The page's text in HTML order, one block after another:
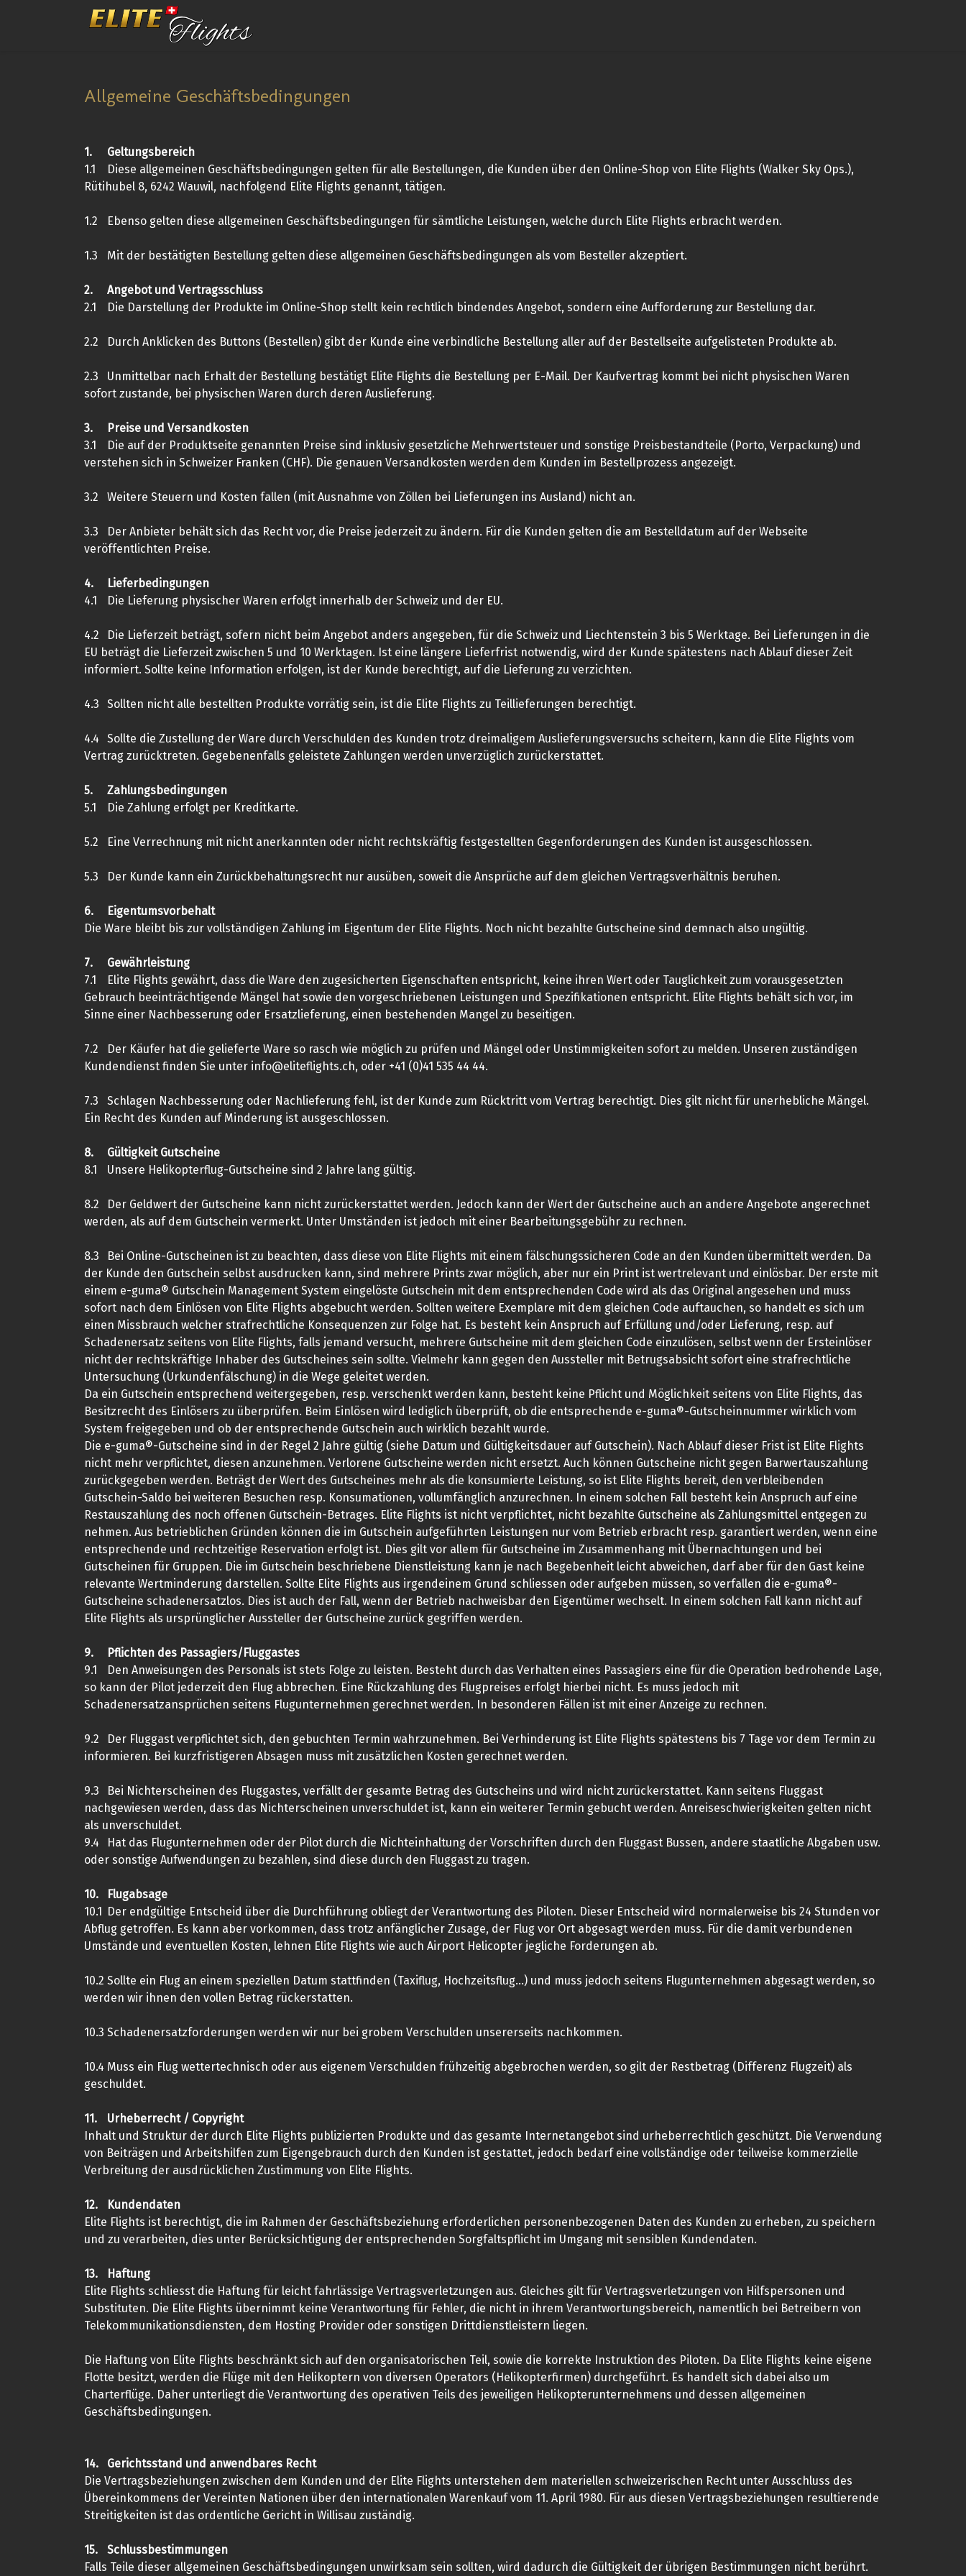
Allgemeine Geschäftsbedingungen
1.
Geltungsbereich
1.1
Diese allgemeinen Geschäftsbedingungen gelten für alle Bestellungen, die Kunden über den Online-Shop von Elite Flights (Walker Sky Ops.),
Rütihubel 8, 6242 Wauwil, nachfolgend Elite Flights genannt, tätigen.
1.2 Ebenso gelten diese allgemeinen Geschäftsbedingungen für sämtliche Leistungen, welche durch Elite Flights erbracht werden.
1.3 Mit der bestätigten Bestellung gelten diese allgemeinen Geschäftsbedingungen als vom Besteller akzeptiert.
2.
Angebot und Vertragsschluss
2.1
Die Darstellung der Produkte im Online-Shop stellt kein rechtlich bindendes Angebot, sondern eine Aufforderung zur Bestellung dar.
2.2 Durch Anklicken des Buttons (Bestellen) gibt der Kunde eine verbindliche Bestellung aller auf der Bestellseite aufgelisteten Produkte ab.
2.3
Unmittelbar nach Erhalt der Bestellung bestätigt Elite Flights die Bestellung per E-Mail. Der Kaufvertrag kommt bei nicht physischen Waren
sofort zustande, bei physischen Waren durch deren Auslieferung.
3.
Preise und Versandkosten
3.1
Die auf der Produktseite genannten Preise sind inklusiv gesetzliche Mehrwertsteuer und sonstige Preisbestandteile (Porto, Verpackung) und
verstehen sich in Schweizer Franken (CHF). Die genauen Versandkosten werden dem Kunden im Bestellprozess angezeigt.
3.2 Weitere Steuern und Kosten fallen (mit Ausnahme von Zöllen bei Lieferungen ins Ausland) nicht an.
3.3
Der Anbieter behält sich das Recht vor, die Preise jederzeit zu ändern. Für die Kunden gelten die am Bestelldatum auf der Webseite
veröffentlichten Preise.
4.
Lieferbedingungen
4.1
Die Lieferung physischer Waren erfolgt innerhalb der Schweiz und der EU.
4.2
Die Lieferzeit beträgt, sofern nicht beim Angebot anders angegeben, für die Schweiz und Liechtenstein 3 bis 5 Werktage. Bei Lieferungen in die
EU beträgt die Lieferzeit zwischen 5 und 10 Werktagen. Ist eine längere Lieferfrist notwendig, wird der Kunde spätestens nach Ablauf dieser Zeit
informiert. Sollte keine Information erfolgen, ist der Kunde berechtigt, auf die Lieferung zu verzichten.
4.3 Sollten nicht alle bestellten Produkte vorrätig sein, ist die Elite Flights zu Teillieferungen berechtigt.
4.4
Sollte die Zustellung der Ware durch Verschulden des Kunden trotz dreimaligem Auslieferungsversuchs scheitern, kann die Elite Flights vom
Vertrag zurücktreten. Gegebenenfalls geleistete Zahlungen werden unverzüglich zurückerstattet.
5.
Zahlungsbedingungen
5.1
Die Zahlung erfolgt per Kreditkarte.
5.2 Eine Verrechnung mit nicht anerkannten oder nicht rechtskräftig festgestellten Gegenforderungen des Kunden ist ausgeschlossen.
5.3 Der Kunde kann ein Zurückbehaltungsrecht nur ausüben, soweit die Ansprüche auf dem gleichen Vertragsverhältnis beruhen.
6.
Eigentumsvorbehalt
Die Ware bleibt bis zur vollständigen Zahlung im Eigentum der Elite Flights. Noch nicht bezahlte Gutscheine sind demnach also ungültig.
7.
Gewährleistung
7.1
Elite Flights gewährt, dass die Ware den zugesicherten Eigenschaften entspricht, keine ihren Wert oder Tauglichkeit zum vorausgesetzten
Gebrauch beeinträchtigende Mängel hat sowie den vorgeschriebenen Leistungen und Spezifikationen entspricht. Elite Flights behält sich vor, im
Sinne einer Nachbesserung oder Ersatzlieferung, einen bestehenden Mangel zu beseitigen.
7.2
Der Käufer hat die gelieferte Ware so rasch wie möglich zu prüfen und Mängel oder Unstimmigkeiten sofort zu melden. Unseren zuständigen
Kundendienst finden Sie unter info@eliteflights.ch, oder +41 (0)41 535 44 44.
7.3
Schlagen Nachbesserung oder Nachlieferung fehl, ist der Kunde zum Rücktritt vom Vertrag berechtigt. Dies gilt nicht für unerhebliche Mängel.
Ein Recht des Kunden auf Minderung ist ausgeschlossen.
8.
Gültigkeit Gutscheine
8.1
Unsere Helikopterflug-Gutscheine sind 2 Jahre lang gültig.
8.2
Der Geldwert der Gutscheine kann nicht zurückerstattet werden. Jedoch kann der Wert der Gutscheine auch an andere Angebote angerechnet
werden, als auf dem Gutschein vermerkt. Unter Umständen ist jedoch mit einer Bearbeitungsgebühr zu rechnen.
8.3
Bei Online-Gutscheinen ist zu beachten, dass diese von Elite Flights mit einem fälschungssicheren Code an den Kunden übermittelt werden. Da
der Kunde den Gutschein selbst ausdrucken kann, sind mehrere Prints zwar möglich, aber nur ein Print ist wertrelevant und einlösbar. Der erste mit
einem e-guma® Gutschein Management System eingelöste Gutschein mit dem entsprechenden Code wird als das Original angesehen und muss
sofort nach dem Einlösen von Elite Flights abgebucht werden. Sollten weitere Exemplare mit dem gleichen Code auftauchen, so handelt es sich um
einen Missbrauch welcher strafrechtliche Konsequenzen zur Folge hat. Es besteht kein Anspruch auf Erfüllung und/oder Lieferung, resp. auf
Schadenersatz seitens von Elite Flights, falls jemand versucht, mehrere Gutscheine mit dem gleichen Code einzulösen, selbst wenn der Ersteinlöser
nicht der rechtskräftige Inhaber des Gutscheines sein sollte. Vielmehr kann gegen den Aussteller mit Betrugsabsicht sofort eine strafrechtliche
Untersuchung (Urkundenfälschung) in die Wege geleitet werden.
Da ein Gutschein entsprechend weitergegeben, resp. verschenkt werden kann, besteht keine Pflicht und Möglichkeit seitens von Elite Flights, das
Besitzrecht des Einlösers zu überprüfen. Beim Einlösen wird lediglich überprüft, ob die entsprechende e-guma®-Gutscheinnummer wirklich vom
System freigegeben und ob der entsprechende Gutschein auch wirklich bezahlt wurde.
Die e-guma®-Gutscheine sind in der Regel 2 Jahre gültig (siehe Datum und Gültigkeitsdauer auf Gutschein). Nach Ablauf dieser Frist ist Elite Flights
nicht mehr verpflichtet, diesen anzunehmen. Verlorene Gutscheine werden nicht ersetzt. Auch können Gutscheine nicht gegen Barwertauszahlung
zurückgegeben werden. Beträgt der Wert des Gutscheines mehr als die konsumierte Leistung, so ist Elite Flights bereit, den verbleibenden
Gutschein-Saldo bei weiteren Besuchen resp. Konsumationen, vollumfänglich anzurechnen. In einem solchen Fall besteht kein Anspruch auf eine
Restauszahlung des noch offenen Gutschein-Betrages. Elite Flights ist nicht verpflichtet, nicht bezahlte Gutscheine als Zahlungsmittel entgegen zu
nehmen. Aus betrieblichen Gründen können die im Gutschein aufgeführten Leistungen nur vom Betrieb erbracht resp. garantiert werden, wenn eine
entsprechende und rechtzeitige Reservation erfolgt ist. Dies gilt vor allem für Gutscheine im Zusammenhang mit Übernachtungen und bei
Gutscheinen für Gruppen. Die im Gutschein beschriebene Dienstleistung kann je nach Begebenheit leicht abweichen, darf aber für den Gast keine
relevante Wertminderung darstellen. Sollte Elite Flights aus irgendeinem Grund schliessen oder aufgeben müssen, so verfallen die e-guma®-
Gutscheine schadenersatzlos. Dies ist auch der Fall, wenn der Betrieb nachweisbar den Eigentümer wechselt. In einem solchen Fall kann nicht auf
Elite Flights als ursprünglicher Aussteller der Gutscheine zurück gegriffen werden.
9.
Pflichten des Passagiers/Fluggastes
9.1
Den Anweisungen des Personals ist stets Folge zu leisten. Besteht durch das Verhalten eines Passagiers eine für die Operation bedrohende Lage,
so kann der Pilot jederzeit den Flug abbrechen. Eine Rückzahlung des Flugpreises erfolgt hierbei nicht. Es muss jedoch mit
Schadenersatzansprüchen seitens Flugunternehmen gerechnet werden. In besonderen Fällen ist mit einer Anzeige zu rechnen.
9.2
Der Fluggast verpflichtet sich, den gebuchten Termin wahrzunehmen. Bei Verhinderung ist Elite Flights spätestens bis 7 Tage vor dem Termin zu
informieren. Bei kurzfristigeren Absagen muss mit zusätzlichen Kosten gerechnet werden.
9.3
Bei Nichterscheinen des Fluggastes, verfällt der gesamte Betrag des Gutscheins und wird nicht zurückerstattet. Kann seitens Fluggast
nachgewiesen werden, dass das Nichterscheinen unverschuldet ist, kann ein weiterer Termin gebucht werden. Anreiseschwierigkeiten gelten nicht
als unverschuldet.
9.4
Hat das Flugunternehmen oder der Pilot durch die Nichteinhaltung der Vorschriften durch den Fluggast Bussen, andere staatliche Abgaben usw.
oder sonstige Aufwendungen zu bezahlen, sind diese durch den Fluggast zu tragen.
10.
Flugabsage
10.1
Der endgültige Entscheid über die Durchführung obliegt der Verantwortung des Piloten. Dieser Entscheid wird normalerweise bis 24 Stunden vor
Abflug getroffen. Es kann aber vorkommen, dass trotz anfänglicher Zusage, der Flug vor Ort abgesagt werden muss. Für die damit verbundenen
Umstände und eventuellen Kosten, lehnen Elite Flights wie auch Airport Helicopter jegliche Forderungen ab.
10.2 Sollte ein Flug an einem speziellen Datum stattfinden (Taxiflug, Hochzeitsflug…) und muss jedoch seitens Flugunternehmen abgesagt werden, so
werden wir ihnen den vollen Betrag rückerstatten.
10.3 Schadenersatzforderungen werden wir nur bei grobem Verschulden unsererseits nachkommen.
10.4 Muss ein Flug wettertechnisch oder aus eigenem Verschulden frühzeitig abgebrochen werden, so gilt der Restbetrag (Differenz Flugzeit) als
geschuldet.
11.
Urheberrecht / Copyright
Inhalt und Struktur der durch Elite Flights publizierten Produkte und das gesamte Internetangebot sind urheberrechtlich geschützt. Die Verwendung
von Beiträgen und Arbeitshilfen zum Eigengebrauch durch den Kunden ist gestattet, jedoch bedarf eine vollständige oder teilweise kommerzielle
Verbreitung der ausdrücklichen Zustimmung von Elite Flights.
12.
Kundendaten
Elite Flights ist berechtigt, die im Rahmen der Geschäftsbeziehung erforderlichen personenbezogenen Daten des Kunden zu erheben, zu speichern
und zu verarbeiten, dies unter Berücksichtigung der entsprechenden Sorgfaltspflicht im Umgang mit sensiblen Kundendaten.
13.
Haftung
Elite Flights schliesst die Haftung für leicht fahrlässige Vertragsverletzungen aus. Gleiches gilt für Vertragsverletzungen von Hilfspersonen und
Substituten. Die Elite Flights übernimmt keine Verantwortung für Fehler, die nicht in ihrem Verantwortungsbereich, namentlich bei Betreibern von
Telekommunikationsdiensten, dem Hosting Provider oder sonstigen Drittdienstleistern liegen.
Die Haftung von Elite Flights beschränkt sich auf den organisatorischen Teil, sowie die korrekte Instruktion des Piloten. Da Elite Flights keine eigene
Flotte besitzt, werden die Flüge mit den Helikoptern von diversen Operators (Helikopterfirmen) durchgeführt. Es handelt sich dabei also um
Charterflüge. Daher unterliegt die Verantwortung des operativen Teils des jeweiligen Helikopterunternehmens und dessen allgemeinen
Geschäftsbedingungen.
14.
Gerichtsstand und anwendbares Recht
Die Vertragsbeziehungen zwischen dem Kunden und der Elite Flights unterstehen dem materiellen schweizerischen Recht unter Ausschluss des
Übereinkommens der Vereinten Nationen über den internationalen Warenkauf vom 11. April 1980. Für aus diesen Vertragsbeziehungen resultierende
Streitigkeiten ist das ordentliche Gericht in Willisau zuständig.
15.
Schlussbestimmungen
Falls Teile dieser allgemeinen Geschäftsbedingungen unwirksam sein sollten, wird dadurch die Gültigkeit der übrigen Bestimmungen nicht berührt.